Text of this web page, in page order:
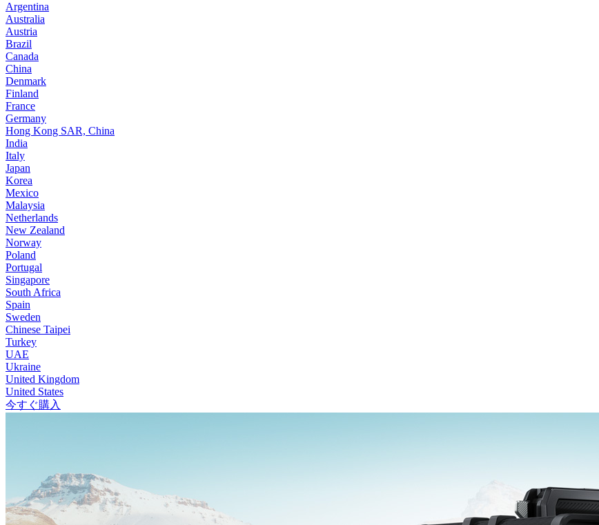
Argentina
Australia
Austria
Brazil
Canada
China
Denmark
Finland
France
Germany
Hong Kong SAR, China
India
Italy
Japan
Korea
Mexico
Malaysia
Netherlands
New Zealand
Norway
Poland
Portugal
Singapore
South Africa
Spain
Sweden
Chinese Taipei
Turkey
UAE
Ukraine
United Kingdom
United States
今すぐ購入